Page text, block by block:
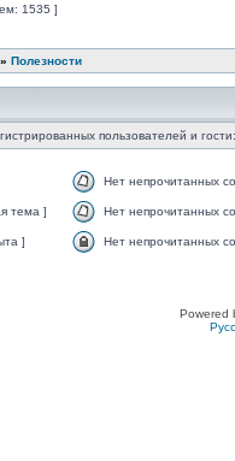
1535 ]
» Полезности
пользователей и
Нет непрочитанных
тема ] Нет непрочитанных
] Нет непрочитанных
Powered